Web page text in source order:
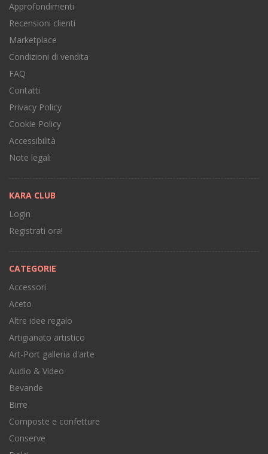
Approfondimenti
Recensioni clienti
Marketplace
Condizioni di vendita
FAQ
Contatti
Privacy Policy
Cookie Policy
Accessibilità
Note legali
KARA CLUB
Login
Registrati ora!
CATEGORIE
Accessori
Aceto
Altre idee regalo
Artigianato artistico
Art-Port galleria d'arte
Audio & Video
Bevande
Birre
Composte e confetture
Conserve